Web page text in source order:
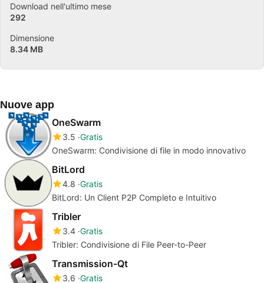
Download nell'ultimo mese
292
Dimensione
8.34 MB
Nuove app
OneSwarm
3.5 Gratis
OneSwarm: Condivisione di file in modo innovativo
BitLord
4.8 Gratis
BitLord: Un Client P2P Completo e Intuitivo
Tribler
3.4 Gratis
Tribler: Condivisione di File Peer-to-Peer
Transmission-Qt
3.6 Gratis